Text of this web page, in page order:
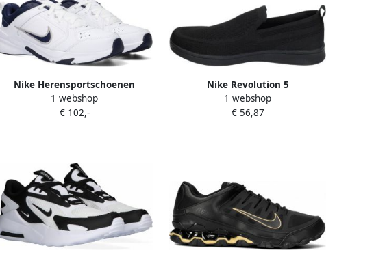
Nike Herensportschoenen
Sneakers White Defy All Day
DJ1196-100
1 webshop
€ 102,-
Nike Revolution 5
Hardloopschoenen voor heren
(straat) Grijs
1 webshop
€ 56,87